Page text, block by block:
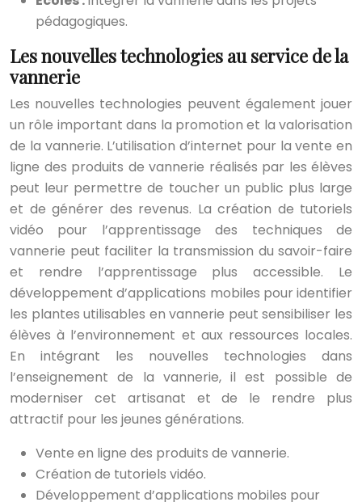
pédagogiques.
Les nouvelles technologies au service de la
vannerie
Les nouvelles technologies peuvent également jouer
un rôle important dans la promotion et la valorisation
de la vannerie. L’utilisation d’internet pour la vente en
ligne des produits de vannerie réalisés par les élèves
peut leur permettre de toucher un public plus large
et de générer des revenus. La création de tutoriels
vidéo pour l’apprentissage des techniques de
vannerie peut faciliter la transmission du savoir-faire
et rendre l’apprentissage plus accessible. Le
développement d’applications mobiles pour identifier
les plantes utilisables en vannerie peut sensibiliser les
élèves à l’environnement et aux ressources locales.
En intégrant les nouvelles technologies dans
l’enseignement de la vannerie, il est possible de
moderniser cet artisanat et de le rendre plus
attractif pour les jeunes générations.
Vente en ligne des produits de vannerie.
Création de tutoriels vidéo.
Développement d’applications mobiles pour